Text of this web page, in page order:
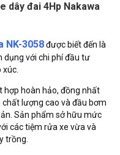
dây đai 4Hp Nakawa
NK-3058được biết đến là
dụng với chi phí đầu tư
hợp hoàn hảo, đồng nhất
lượng cao và đầu bơm
Sản phẩm sở hữu mức
các tiệm rửa xe vừa và
trồng.